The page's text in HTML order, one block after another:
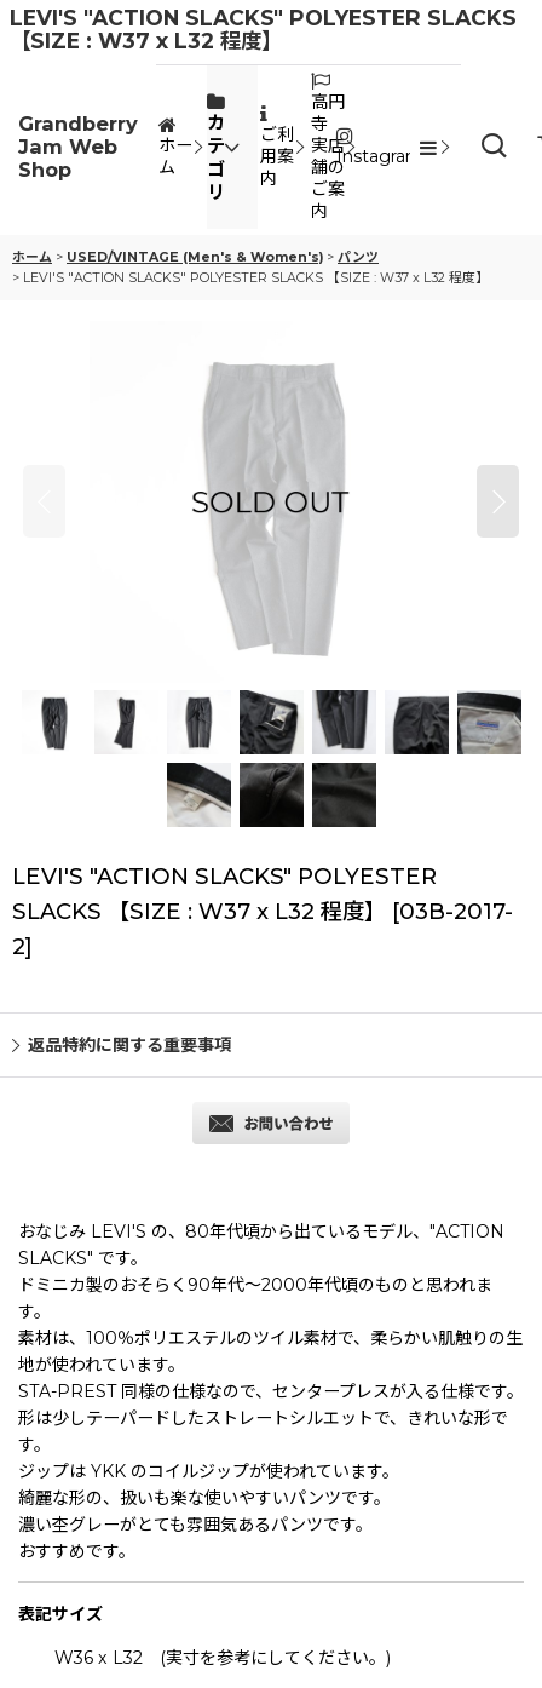
LEVI'S "ACTION SLACKS" POLYESTER SLACKS
【SIZE : W37 x L32 程度】
Grandberry
Jam Web
Shop
ホー
ム
カ
テ
ゴ
リ
ご利
用案
内
高円
寺
実店
舗の
ご案
内
Instagram
ホーム > USED/VINTAGE (Men's & Women's) > パンツ
> LEVI'S "ACTION SLACKS" POLYESTER SLACKS 【SIZE : W37 x L32 程度】
LEVI'S "ACTION SLACKS" POLYESTER
SLACKS 【SIZE : W37 x L32 程度】
[03B-2017-
2]
返品特約に関する重要事項
おなじみ LEVI'S の、80年代頃から出ているモデル、"ACTION
SLACKS" です。
ドミニカ製のおそらく90年代〜2000年代頃のものと思われま
す。
素材は、100％ポリエステルのツイル素材で、柔らかい肌触りの生
地が使われています。
STA-PREST 同様の仕様なので、センタープレスが入る仕様です。
形は少しテーパードしたストレートシルエットで、きれいな形で
す。
ジップは YKK のコイルジップが使われています。
綺麗な形の、扱いも楽な使いやすいパンツです。
濃い杢グレーがとても雰囲気あるパンツです。
おすすめです。
表記サイズ
W36 x L32 (実寸を参考にしてください。)